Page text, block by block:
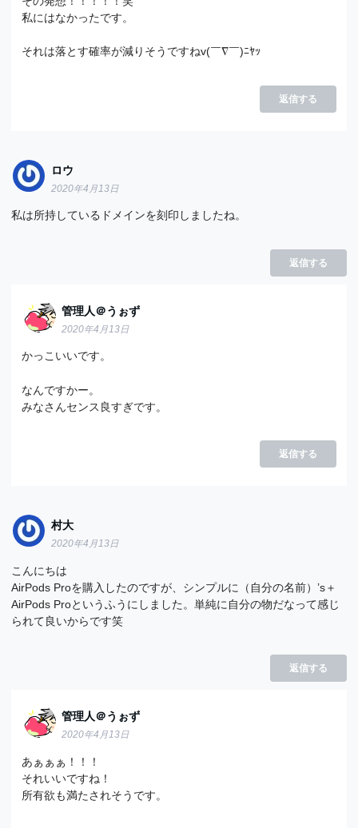
私にはなかったです。
それは落とす確率が減りそうですねv(￣∇￣)ﾆﾔｯ
返信する
ロウ
2020年4月13日
私は所持しているドメインを刻印しましたね。
返信する
管理人＠うぉず
2020年4月13日
かっこいいです。
なんですかー。
みなさんセンス良すぎです。
返信する
村大
2020年4月13日
こんにちは
AirPods Proを購入したのですが、シンプルに（自分の名前）’s＋
AirPods Proというふうにしました。単純に自分の物だなって感じ
られて良いからです笑
返信する
管理人＠うぉず
2020年4月13日
あぁぁぁ！！！
それいいですね！
所有欲も満たされそうです。